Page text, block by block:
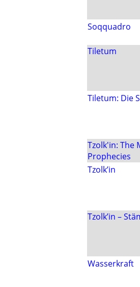
Soqquadro
Tiletum
Tiletum: Die
Tzolk'in: The
Prophecies
Tzolk’in
Tzolk’in –
Wasserkraft